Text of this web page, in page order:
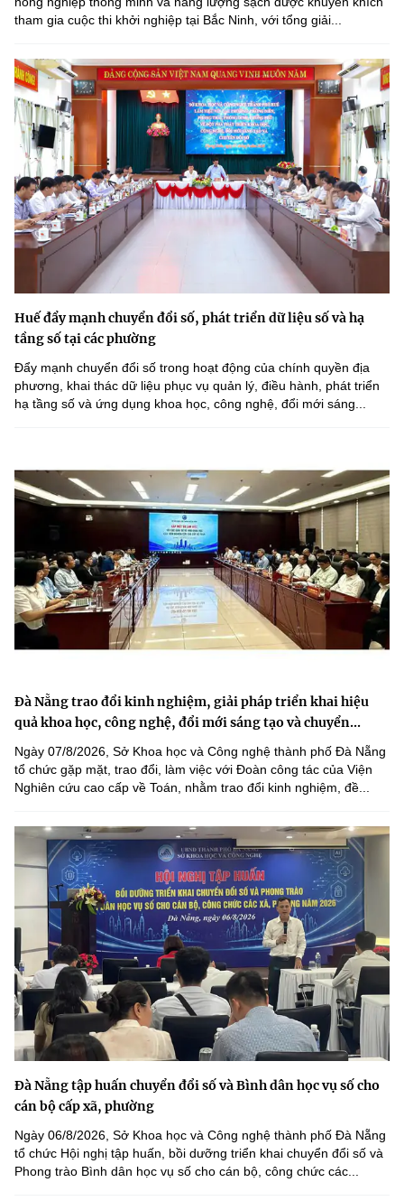
tham gia cuộc thi khởi nghiệp tại Bắc Ninh, với tổng giải...
Huế đẩy mạnh chuyển đổi số, phát triển dữ liệu số và hạ
tầng số tại các phường
Đẩy mạnh chuyển đổi số trong hoạt động của chính quyền địa
phương, khai thác dữ liệu phục vụ quản lý, điều hành, phát triển
hạ tầng số và ứng dụng khoa học, công nghệ, đổi mới sáng...
Đà Nẵng trao đổi kinh nghiệm, giải pháp triển khai hiệu
quả khoa học, công nghệ, đổi mới sáng tạo và chuyển...
Ngày 07/8/2026, Sở Khoa học và Công nghệ thành phố Đà Nẵng
tổ chức gặp mặt, trao đổi, làm việc với Đoàn công tác của Viện
Nghiên cứu cao cấp về Toán, nhằm trao đổi kinh nghiệm, đề...
Đà Nẵng tập huấn chuyển đổi số và Bình dân học vụ số cho
cán bộ cấp xã, phường
Ngày 06/8/2026, Sở Khoa học và Công nghệ thành phố Đà Nẵng
tổ chức Hội nghị tập huấn, bồi dưỡng triển khai chuyển đổi số và
Phong trào Bình dân học vụ số cho cán bộ, công chức các...